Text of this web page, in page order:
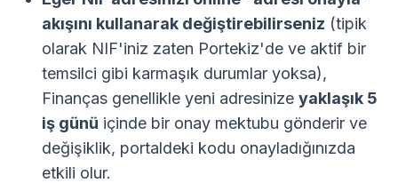
akışını kullanarak değiştirebilirseniz (tipik
olarak NIF'iniz zaten Portekiz'de ve aktif bir
temsilci gibi karmaşık durumlar yoksa),
Finanças genellikle yeni adresinize yaklaşık 5
iş günü içinde bir onay mektubu gönderir ve
değişiklik, portaldeki kodu onayladığınızda
etkili olur.